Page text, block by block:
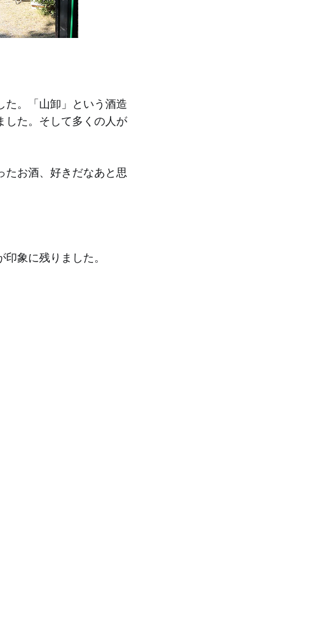
た。「山卸」という酒造
した。そして多くの人が
たお酒、好きだなあと思
象に残りました。